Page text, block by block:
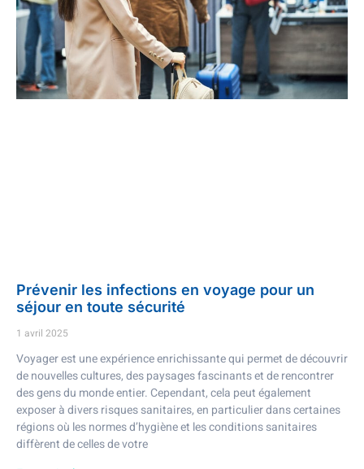
Prévenir les infections en voyage pour un
séjour en toute sécurité
1 avril 2025
Voyager est une expérience enrichissante qui permet de découvrir
de nouvelles cultures, des paysages fascinants et de rencontrer
des gens du monde entier. Cependant, cela peut également
exposer à divers risques sanitaires, en particulier dans certaines
régions où les normes d’hygiène et les conditions sanitaires
diffèrent de celles de votre